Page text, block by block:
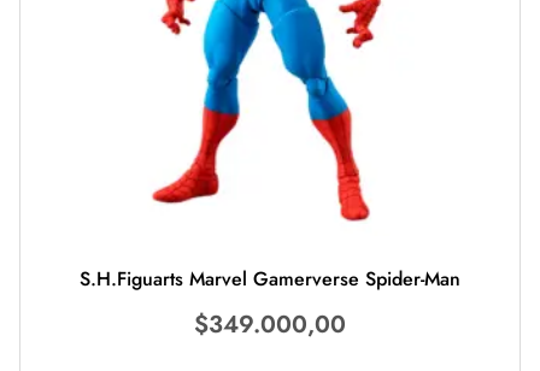
S.H.Figuarts Marvel Gamerverse Spider-Man
$349.000,00